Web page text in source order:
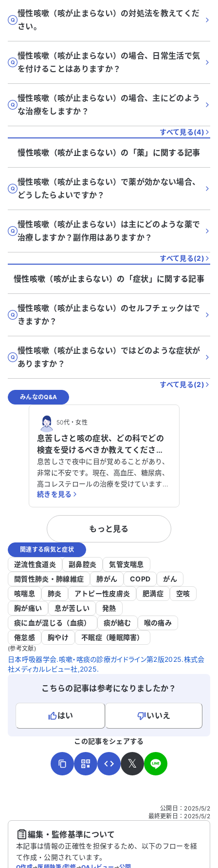
慢性咳嗽（咳が止まらない）の対処法を教えてくだ
さい。
慢性咳嗽（咳が止まらない）の場合、日常生活で気
を付けることはありますか？
慢性咳嗽（咳が止まらない）の場合、主にどのよう
な治療をしますか？
すべて見る(4)
慢性咳嗽（咳が止まらない） の「薬」に関する記事
慢性咳嗽（咳が止まらない）で薬が効かない場合、
どうしたらよいですか？
慢性咳嗽（咳が止まらない）は主にどのような薬で
治療しますか？副作用はありますか？
すべて見る(2)
慢性咳嗽（咳が止まらない） の「症状 」に関する記事
慢性咳嗽（咳が止まらない）のセルフチェックはで
きますか？
慢性咳嗽（咳が止まらない）ではどのような症状が
ありますか？
すべて見る(2)
みんなのQ&A
50代・女性
息苦しさと咳の症状、どの科でどの
検査を受けるべきか教えてくださ
い。
息苦しさで夜中に目が覚めることがあり、
非常に不安です。現在、高血圧、糖尿病、
高コレステロールの治療を受けています。
数か月前に海外から帰国した際に感染症に
かかり、その後、咳や喉の痛みが続いてい
ます。息を吐くときに小さな音がすること
もあり、風邪と診断されて薬を処方されま
したが、症状は改善されていません。 現
在、複数の薬を服用していますが、咳が続
き、痰が絡むことがあります。喉の痛みや
しゃがれ声も治らず、夜中に息苦しさを感
じることが増えています。酸素濃度は96〜
97％です。 持病として、シェーグレン症
候群の可能性があり、ドライアイやドライ
マウスの症状があります。内科では咳や喉
の痛みを和らげる薬を処方されています
が、精密検査や血液検査の案内はありませ
どの科を受診し、どのような検査や治療を
受けるべきか、アドバイスをいただけると
助かります。
続きを見る
もっと見る
関連する病気と症状
逆流性食道炎 副鼻腔炎
気管支喘息
間質性肺炎・肺線維症
肺がん COPD
がん
咳喘息
肺炎 アトピー性皮膚炎 肥満症
空咳
胸が痛い
息が苦しい
発熱
痰に血が混じる（血痰）
痰が絡む
喉の痛み
倦怠感
胸やけ 不眠症（睡眠障害）
(参考文献)
日本呼吸器学会.咳嗽・喀痰の診療ガイドライン第2版2025.株式会
社メディカルレビュー社,2025.
こちらの記事は参考になりましたか？
はい
いいえ
こちらは送信専用のフォームです。氏名やご自身の病気の詳細な
送信する
この記事をシェアする
𝕏
公開日 ： 2025/5/2
最終更新日 ： 2025/5/2
編集・監修基準について
本記事は情報の正確性を担保するため、以下のフローを経
て作成・公開されています。